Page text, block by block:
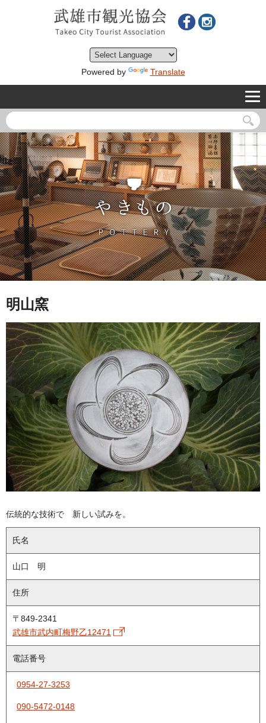
Powered by Translate
明山窯
伝統的な技術で 新しい試みを。
氏名
山口 明
住所
〒849-2341
武雄市武内町梅野乙12471
電話番号
0954-27-3253
090-5472-0148